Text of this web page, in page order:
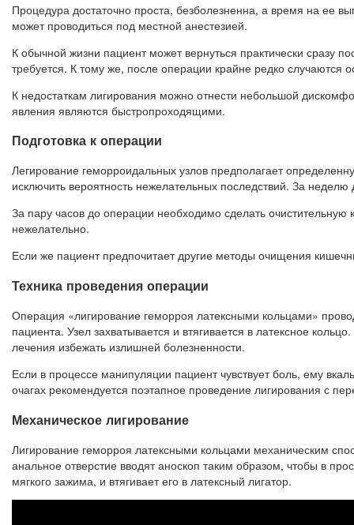
Процедура достаточно проста, безболезненна, а время на ее
может проводиться под местной анестезией.
К обычной жизни пациент может вернуться практически сразу
требуется. К тому же, после операции крайне редко случаются
К недостаткам лигирования можно отнести небольшой
явления являются быстропроходящими.
Подготовка к операции
Легирование геморроидальных узлов предполагает
исключить вероятность нежелательных последствий. За
За пару часов до операции необходимо сделать
нежелательно.
Если же пациент предпочитает другие методы очищения
Техника проведения операции
Операция «лигирование геморроя латексными кольцами»
пациента. Узел захватывается и втягивается в латексное
лечения избежать излишней болезненности.
Если в процессе манипуляции пациент чувствует боль, ему
очагах рекомендуется поэтапное проведение лигирования с
Механическое лигирование
Лигирование геморроя латексными кольцами механическим
анальное отверстие вводят аноскоп таким образом, чтобы в
мягкого зажима, и втягивает его в латексный лигатор.